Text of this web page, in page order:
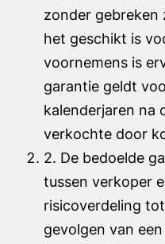
zonder gebreken
het geschikt is
voornemens is
garantie geldt
kalenderjaren na
verkochte door
2. De bedoelde
tussen verkoper
risicoverdeling
gevolgen van